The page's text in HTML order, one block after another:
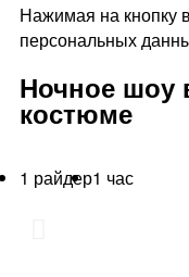
Нажимая на кнопку
персональных
Ночное шоу
костюме
1 райдер1 час